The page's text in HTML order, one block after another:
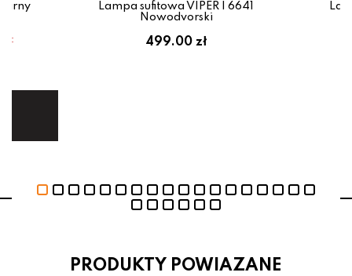
Lampa sufitowa VIPER I 6641
Nowodvorski
499.00 zł
PRODUKTY POWIAZANE